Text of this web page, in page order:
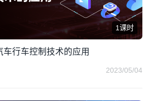
1课时
行车控制技术的应用
2023/05/04